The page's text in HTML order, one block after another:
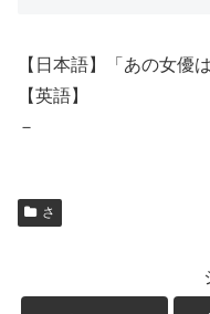
【日本語】「あの女優
【英語】
－
さ